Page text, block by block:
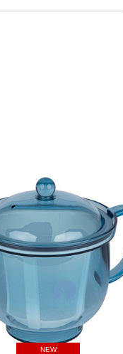
NEW